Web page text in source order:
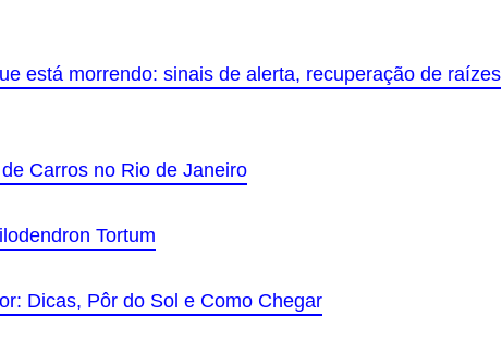
está morrendo: sinais de alerta, recuperação de raízes
Carros no Rio de Janeiro
Tortum
Dicas, Pôr do Sol e Como Chegar